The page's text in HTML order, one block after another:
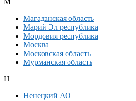
М
Магаданская область
Марий Эл республика
Мордовия республика
Москва
Московская область
Мурманская область
Н
Ненецкий АО